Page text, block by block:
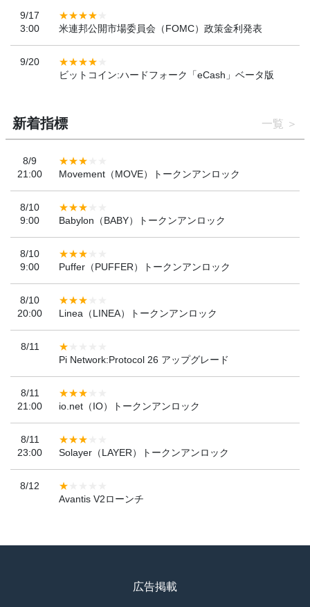
9/17
3:00
米連邦公開市場委員会（FOMC）政策金利発表
9/20
ビットコイン:ハードフォーク「eCash」ベータ版
新着指標 一覧
8/9
21:00
Movement（MOVE）トークンアンロック
8/10
9:00
Babylon（BABY）トークンアンロック
8/10
9:00
Puffer（PUFFER）トークンアンロック
8/10
20:00
Linea（LINEA）トークンアンロック
8/11
Pi Network:Protocol 26 アップグレード
8/11
21:00
io.net（IO）トークンアンロック
8/11
23:00
Solayer（LAYER）トークンアンロック
8/12
Avantis V2ローンチ
広告掲載